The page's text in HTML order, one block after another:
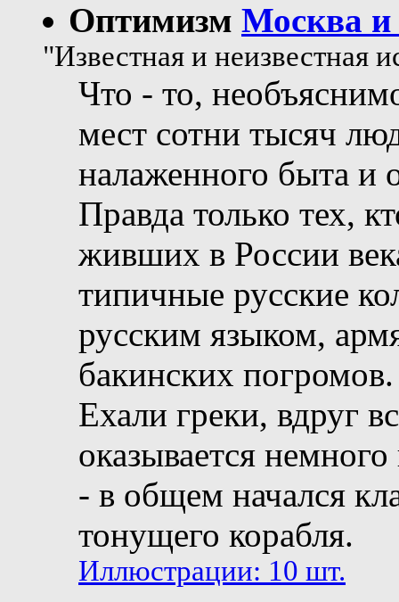
Оптимизм Москва и
"Известная и неизвестная
Что - то,
мест сотни тысяч
налаженного быта и
Правда только тех,
живших в России
типичные русские
русским языком,
бакинских погромов.
Ехали греки, вдруг
оказывается
- в общем начался
тонущего корабля.
Иллюстрации: 10 шт.